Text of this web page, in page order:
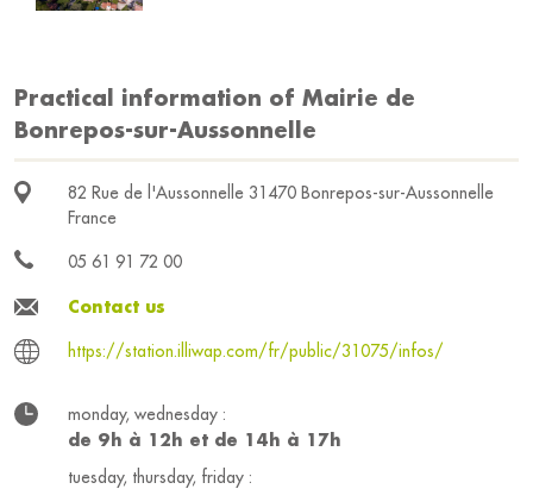
Practical information of Mairie de
Bonrepos-sur-Aussonnelle
82 Rue de l'Aussonnelle 31470 Bonrepos-sur-Aussonnelle
France
05 61 91 72 00
Contact us
https://station.illiwap.com/fr/public/31075/infos/
monday, wednesday :
de 9h à 12h et de 14h à 17h
tuesday, thursday, friday :